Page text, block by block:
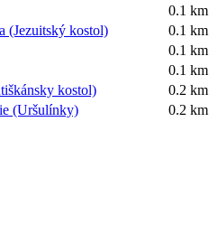
0.1 km
(Jezuitský kostol)
0.1 km
0.1 km
0.1 km
kostol)
0.2 km
(Uršulínky)
0.2 km